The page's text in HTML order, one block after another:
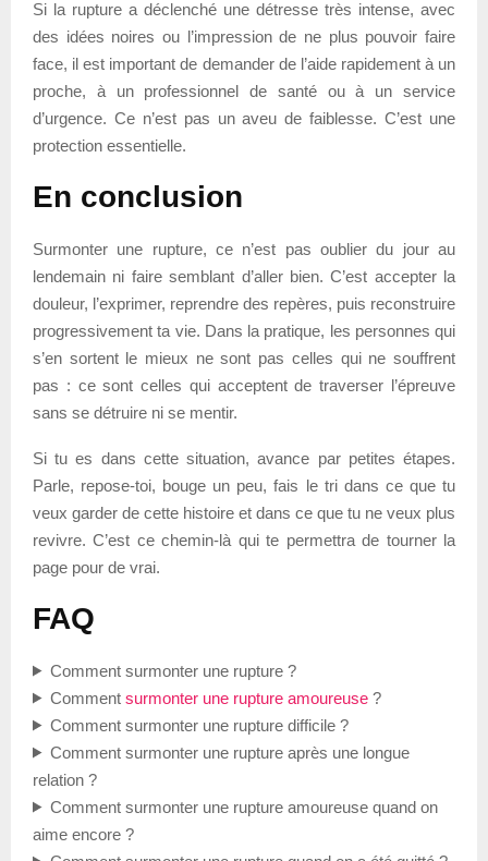
Si la rupture a déclenché une détresse très intense, avec
des idées noires ou l’impression de ne plus pouvoir faire
face, il est important de demander de l’aide rapidement à un
proche, à un professionnel de santé ou à un service
d’urgence. Ce n’est pas un aveu de faiblesse. C’est une
protection essentielle.
En conclusion
Surmonter une rupture, ce n’est pas oublier du jour au
lendemain ni faire semblant d’aller bien. C’est accepter la
douleur, l’exprimer, reprendre des repères, puis reconstruire
progressivement ta vie. Dans la pratique, les personnes qui
s’en sortent le mieux ne sont pas celles qui ne souffrent
pas : ce sont celles qui acceptent de traverser l’épreuve
sans se détruire ni se mentir.
Si tu es dans cette situation, avance par petites étapes.
Parle, repose-toi, bouge un peu, fais le tri dans ce que tu
veux garder de cette histoire et dans ce que tu ne veux plus
revivre. C’est ce chemin-là qui te permettra de tourner la
page pour de vrai.
FAQ
Comment surmonter une rupture ?
Comment surmonter une rupture amoureuse?
Comment surmonter une rupture difficile ?
Comment surmonter une rupture après une longue
relation ?
Comment surmonter une rupture amoureuse quand on
aime encore ?